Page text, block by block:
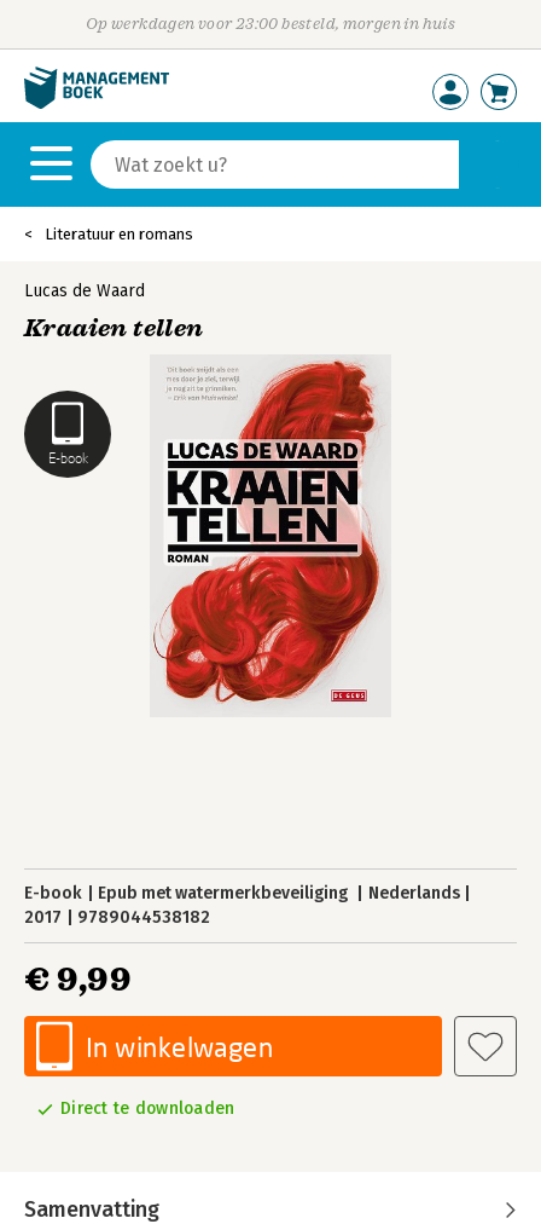
Op werkdagen voor 23:00 besteld, morgen in huis
Literatuur en romans
E-book
Lucas de Waard
Kraaien tellen
E-book Epub met watermerkbeveiliging
Nederlands
2017
9789044538182
€ 9,99
In winkelwagen
Direct te downloaden
Samenvatting